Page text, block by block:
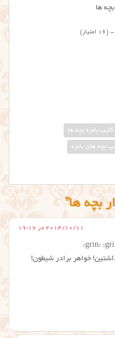
ها
کلیپ بامزه بچه ها
بچه های بامزه
2014/10/11 در 19:17
خواهر برادر شیطون!